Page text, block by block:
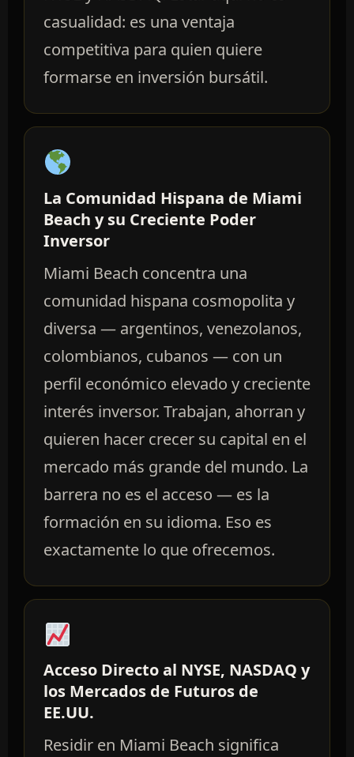
casualidad: es una ventaja
competitiva para quien quiere
formarse en inversión bursátil.
La Comunidad Hispana de Miami
Beach y su Creciente Poder
Inversor
Miami Beach concentra una
comunidad hispana cosmopolita y
diversa — argentinos, venezolanos,
colombianos, cubanos — con un
perfil económico elevado y creciente
interés inversor. Trabajan, ahorran y
quieren hacer crecer su capital en el
mercado más grande del mundo. La
barrera no es el acceso — es la
formación en su idioma. Eso es
exactamente lo que ofrecemos.
Acceso Directo al NYSE, NASDAQ y
los Mercados de Futuros de
EE.UU.
Residir en Miami Beach significa